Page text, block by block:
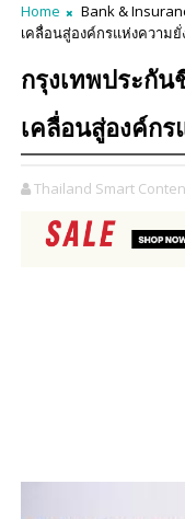
Home Bank &
เคลื่อนสู่องค์กรแห่งความ
กรุงเทพประกั
เคลื่อนสู่องค์ก
Thailand Smart